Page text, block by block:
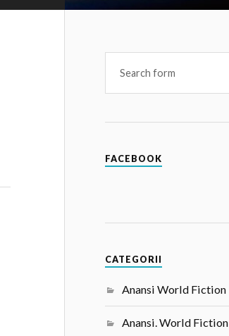
FACEBOOK
CATEGORII
Anansi World Fiction
Anansi. World Fiction